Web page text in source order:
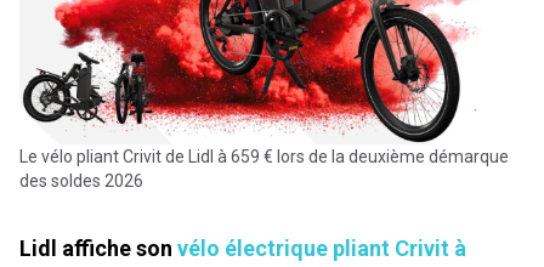
Le vélo pliant Crivit de Lidl à 659 € lors de la deuxième démarque
des soldes 2026
Lidl affiche son vélo électrique pliant Crivit à